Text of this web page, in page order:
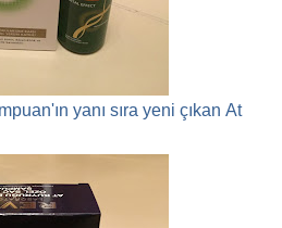
yanı sıra yeni çıkan At